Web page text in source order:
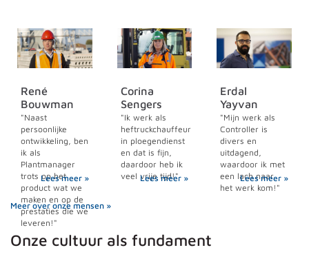
René
Bouwman
"Naast
persoonlijke
ontwikkeling, ben
ik als
Plantmanager
trots op het
product wat we
maken en op de
prestaties die we
leveren!"
Lees meer »
Corina
Sengers
"Ik werk als
heftruckchauffeur
in ploegendienst
en dat is fijn,
daardoor heb ik
veel vrije tijd!"
Lees meer »
Erdal
Yayvan
"Mijn werk als
Controller is
divers en
uitdagend,
waardoor ik met
een lach naar
het werk kom!"
Lees meer »
Meer over onze mensen »
Onze cultuur als fundament